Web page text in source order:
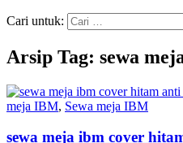
Cari untuk:
Arsip Tag: sewa
meja IBM, Sewa meja IBM
sewa meja ibm cover